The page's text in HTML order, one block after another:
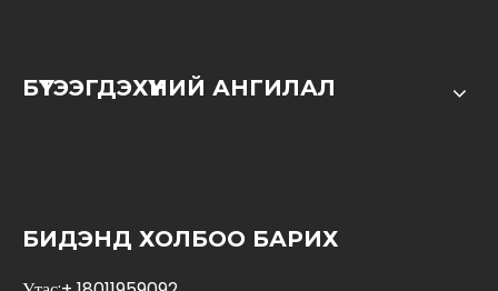
БҮТЭЭГДЭХҮҮНИЙ АНГИЛАЛ
БИДЭНД ХОЛБОО БАРИХ